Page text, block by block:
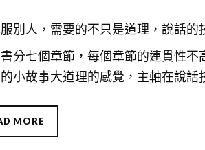
別人，需要的不只是道理，說話的
分七個章節，每個章節的連貫性
小故事大道理的感覺，主軸在說話
MORE